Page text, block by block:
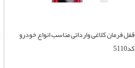
قفل فرمان کلاغی وارداتی مناسب انواع خودرو
کد5110